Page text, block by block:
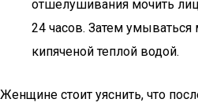
отшелушивания мочить
24 часов. Затем
кипяченой теплой водой.
Женщине стоит уяснить, что